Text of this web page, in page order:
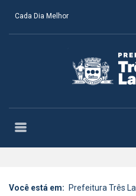
Cada Dia Melhor
Você está em: Prefeitura Três